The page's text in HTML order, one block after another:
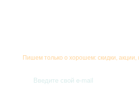
Пишем только о хорошем: скидки, акции,